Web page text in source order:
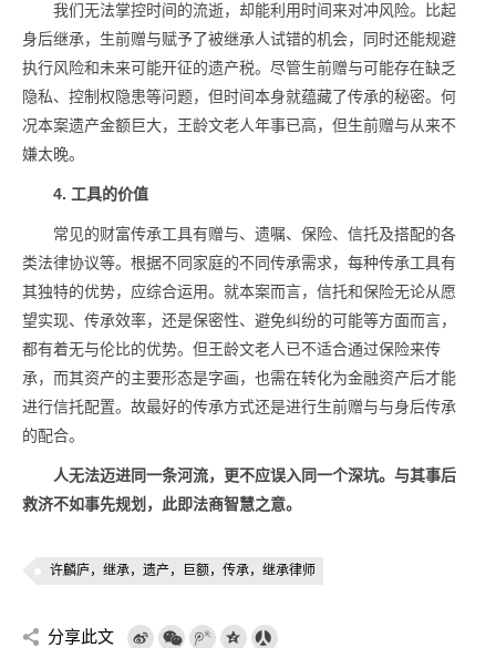
我们无法掌控时间的流逝，却能利用时间来对冲风险。比起
身后继承，生前赠与赋予了被继承人试错的机会，同时还能规避
执行风险和未来可能开征的遗产税。尽管生前赠与可能存在缺乏
隐私、控制权隐患等问题，但时间本身就蕴藏了传承的秘密。何
况本案遗产金额巨大，王龄文老人年事已高，但生前赠与从来不
嫌太晚。
4. 工具的价值
常见的财富传承工具有赠与、遗嘱、保险、信托及搭配的各
类法律协议等。根据不同家庭的不同传承需求，每种传承工具有
其独特的优势，应综合运用。就本案而言，信托和保险无论从愿
望实现、传承效率，还是保密性、避免纠纷的可能等方面而言，
都有着无与伦比的优势。但王龄文老人已不适合通过保险来传
承，而其资产的主要形态是字画，也需在转化为金融资产后才能
进行信托配置。故最好的传承方式还是进行生前赠与与身后传承
的配合。
人无法迈进同一条河流，更不应误入同一个深坑。与其事后
救济不如事先规划，此即法商智慧之意。
许麟庐，继承，遗产，巨额，传承，继承律师
分享此文